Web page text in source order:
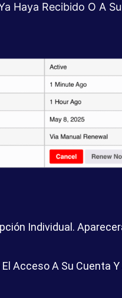
Haya Recibido O A
Individual.
Acceso A Su Cuenta Y